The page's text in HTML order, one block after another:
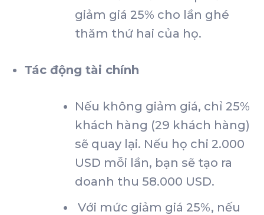
giảm giá 25% cho lần ghé
thăm thứ hai của họ.
Tác động tài chính
Nếu không giảm giá, chỉ 25%
khách hàng (29 khách hàng)
sẽ quay lại. Nếu họ chi 2.000
USD mỗi lần, bạn sẽ tạo ra
doanh thu 58.000 USD.
Với mức giảm giá 25%, nếu